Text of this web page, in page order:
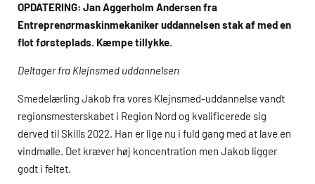
OPDATERING: Jan Aggerholm Andersen fra
Entreprenørmaskinmekaniker uddannelsen stak af med en
flot førsteplads. Kæmpe tillykke.
Deltager fra Klejnsmed uddannelsen
Smedelærling Jakob fra vores Klejnsmed-uddannelse vandt
regionsmesterskabet i Region Nord og kvalificerede sig
derved til Skills 2022. Han er lige nu i fuld gang med at lave en
vindmølle. Det kræver høj koncentration men Jakob ligger
godt i feltet.